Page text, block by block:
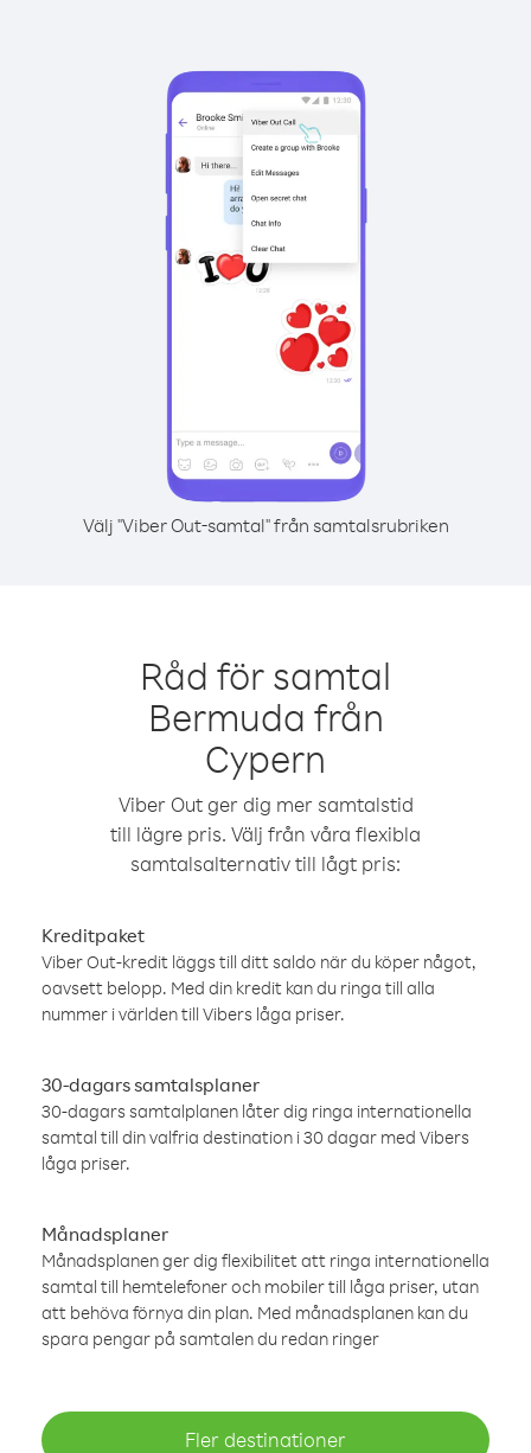
Välj "Viber Out-samtal" från samtalsrubriken
Råd för samtal
Bermuda från
Cypern
Viber Out ger dig mer samtalstid
till lägre pris. Välj från våra flexibla
samtalsalternativ till lågt pris:
Kreditpaket
Viber Out-kredit läggs till ditt saldo när du köper något,
oavsett belopp. Med din kredit kan du ringa till alla
nummer i världen till Vibers låga priser.
30-dagars samtalsplaner
30-dagars samtalplanen låter dig ringa internationella
samtal till din valfria destination i 30 dagar med Vibers
låga priser.
Månadsplaner
Månadsplanen ger dig flexibilitet att ringa internationella
samtal till hemtelefoner och mobiler till låga priser, utan
att behöva förnya din plan. Med månadsplanen kan du
spara pengar på samtalen du redan ringer
Fler destinationer